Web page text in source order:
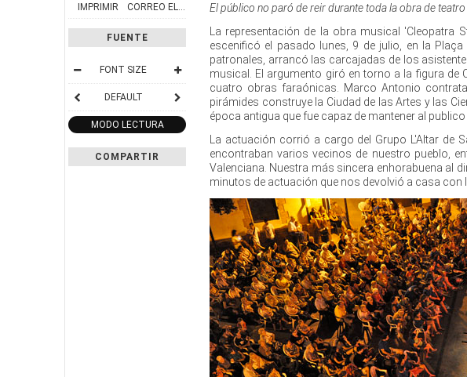
IMPRIMIR CORREO ELECTRÓNICO
FUENTE
FONT SIZE
DEFAULT
MODO LECTURA
COMPARTIR
El público no paró de reir durante toda la obra de teatro
La representación de la obra musical 'Cleopatra
escenificó el pasado lunes, 9 de julio, en la
patronales, arrancó las carcajadas de los
musical. El argumento giró en torno a la figura de
cuatro obras faraónicas. Marco Antonio
pirámides construye la Ciudad de las Artes y las
época antigua que fue capaz de mantener al
La actuación corrió a cargo del Grupo L'Altar de
encontraban varios vecinos de nuestro pueblo,
Valenciana. Nuestra más sincera enhorabuena al
minutos de actuación que nos devolvió a casa con